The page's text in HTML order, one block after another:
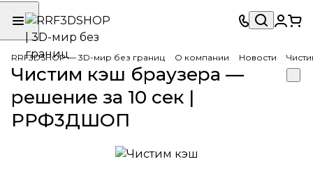
RRF3DSHOP — 3D-мир без границ О компании Новости
Чистим кэш браузера —
решение за 10 сек |
РРФ3ДШОП